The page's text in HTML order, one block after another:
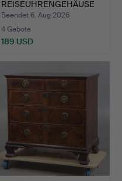
REISEUHRENGEHÄUSE
MIT TASCHENUHR…
Beendet 6. Aug 2026
4 Gebote
189 USD